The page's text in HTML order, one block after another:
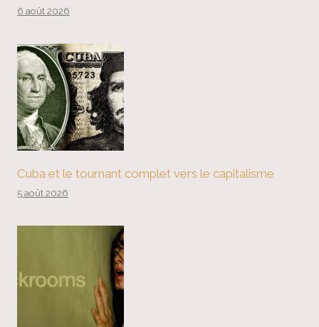
6 août 2026
Cuba et le tournant complet vers le capitalisme
5 août 2026